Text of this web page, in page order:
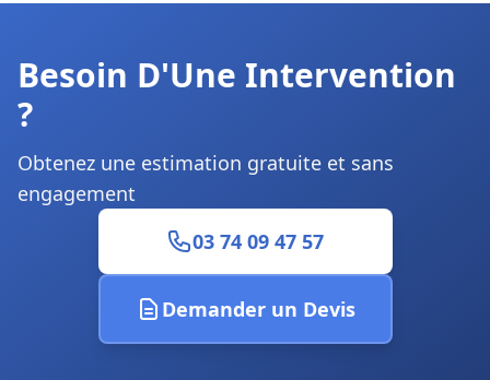
professionnel. Mission sans délai.
Besoin D'Une Intervention
?
Obtenez une estimation gratuite et sans
engagement
03 74 09 47 57
Demander un Devis